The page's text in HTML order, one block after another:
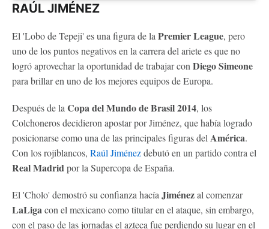
RAÚL JIMÉNEZ
El 'Lobo de Tepeji' es una figura de la Premier League, pero
uno de los puntos negativos en la carrera del ariete es que no
logró aprovechar la oportunidad de trabajar con Diego Simeone
para brillar en uno de los mejores equipos de Europa.
Después de la Copa del Mundo de Brasil 2014, los
Colchoneros decidieron apostar por Jiménez, que había logrado
posicionarse como una de las principales figuras del América.
Con los rojiblancos, Raúl Jiménezdebutó en un partido contra el
Real Madridpor la Supercopa de España.
El 'Cholo' demostró su confianza hacía Jiménezal comenzar
LaLigacon el mexicano como titular en el ataque, sin embargo,
con el paso de las jornadas el azteca fue perdiendo su lugar en el